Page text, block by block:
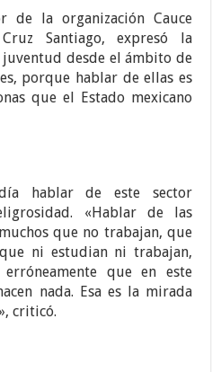
de la organización Cauce
Santiago, expresó la
desde el ámbito de
porque hablar de ellas es
que el Estado mexicano
hablar de este sector
«Hablar de las
que no trabajan, que
ni estudian ni trabajan,
que en este
nada. Esa es la mirada
criticó.